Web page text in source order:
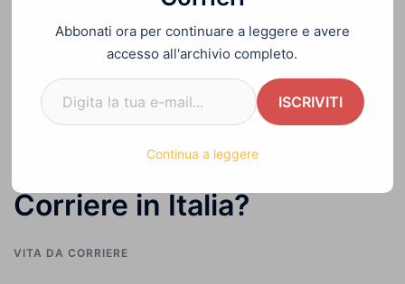
Home»Qual è la Miglior Azienda per Lavorare
Come Corriere in Italia?
Qual è la Miglior Azienda
per Lavorare Come
Corriere in Italia?
VITA DA CORRIERE
Abbonati ora per continuare a leggere e avere
accesso all'archivio completo.
Digita la tua e-mail...
ISCRIVITI
Continua a leggere